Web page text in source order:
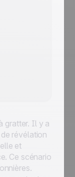
gratter. Il y a
révélation
et
Ce scénario